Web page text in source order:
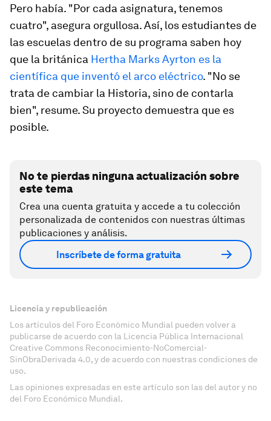
Pero había. "Por cada asignatura, tenemos
cuatro", asegura orgullosa. Así, los estudiantes de
las escuelas dentro de su programa saben hoy
que la británica Hertha Marks Ayrton es la
científica que inventó el arco eléctrico. "No se
trata de cambiar la Historia, sino de contarla
bien", resume. Su proyecto demuestra que es
posible.
No te pierdas ninguna actualización sobre
este tema
Crea una cuenta gratuita y accede a tu colección
personalizada de contenidos con nuestras últimas
publicaciones y análisis.
Inscríbete de forma gratuita
Licencia y republicación
Los artículos del Foro Económico Mundial pueden volver a
publicarse de acuerdo con la Licencia Pública Internacional
Creative Commons Reconocimiento-NoComercial-
SinObraDerivada 4.0, y de acuerdo con nuestras condiciones de
uso.
Las opiniones expresadas en este artículo son las del autor y no
del Foro Económico Mundial.